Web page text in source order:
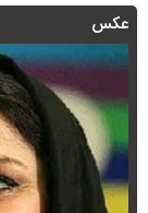
عکس